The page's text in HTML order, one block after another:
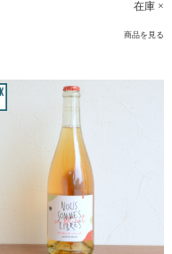
在庫 ×
商品を見る